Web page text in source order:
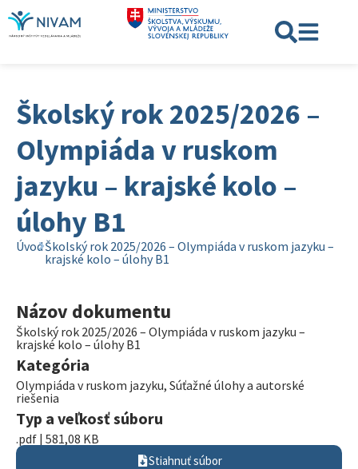
Školský rok 2025/2026 –
Olympiáda v ruskom
jazyku – krajské kolo –
úlohy B1
ÚvodŠkolský rok 2025/2026 – Olympiáda v ruskom jazyku –
krajské kolo – úlohy B1
Názov dokumentu
Školský rok 2025/2026 – Olympiáda v ruskom jazyku –
krajské kolo – úlohy B1
Kategória
Olympiáda v ruskom jazyku, Súťažné úlohy a autorské
riešenia
Typ a veľkosť súboru
.pdf | 581,08 KB
Stiahnuť súbor